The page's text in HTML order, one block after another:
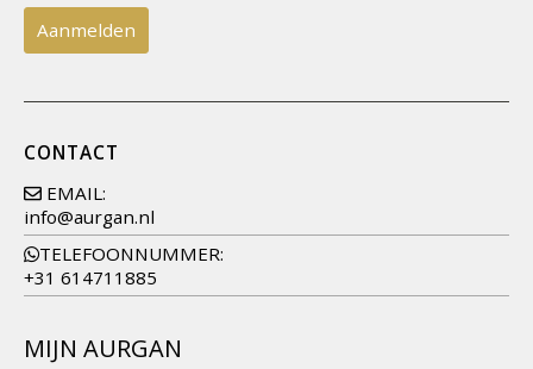
CONTACT
EMAIL:
info@aurgan.nl
TELEFOONNUMMER:
+31 614711885
MIJN AURGAN